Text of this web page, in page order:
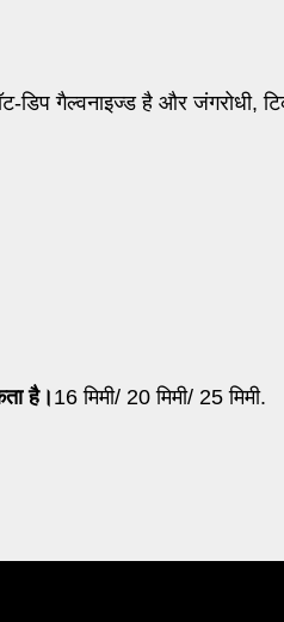
डिप गैल्वनाइज्ड है और जंगरोधी,
है। 16 मिमी/ 20 मिमी/ 25 मिमी.